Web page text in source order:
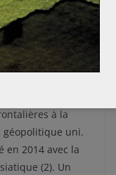
de certaines
ou
à
et souverainistes.
à la
géopolitique uni.
en 2014 avec la
(2). Un